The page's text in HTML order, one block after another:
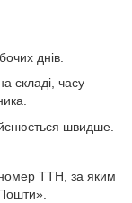
днів.
складі, часу
швидше.
ТТН, за яким